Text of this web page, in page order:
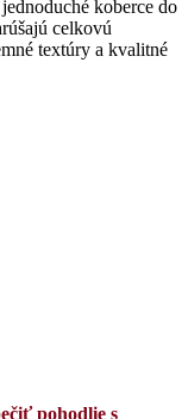
koberce do
celkovú
textúry a kvalitné
pohodlie s